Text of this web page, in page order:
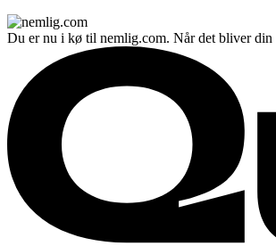
Du er nu i kø til nemlig.com. Når det bliver